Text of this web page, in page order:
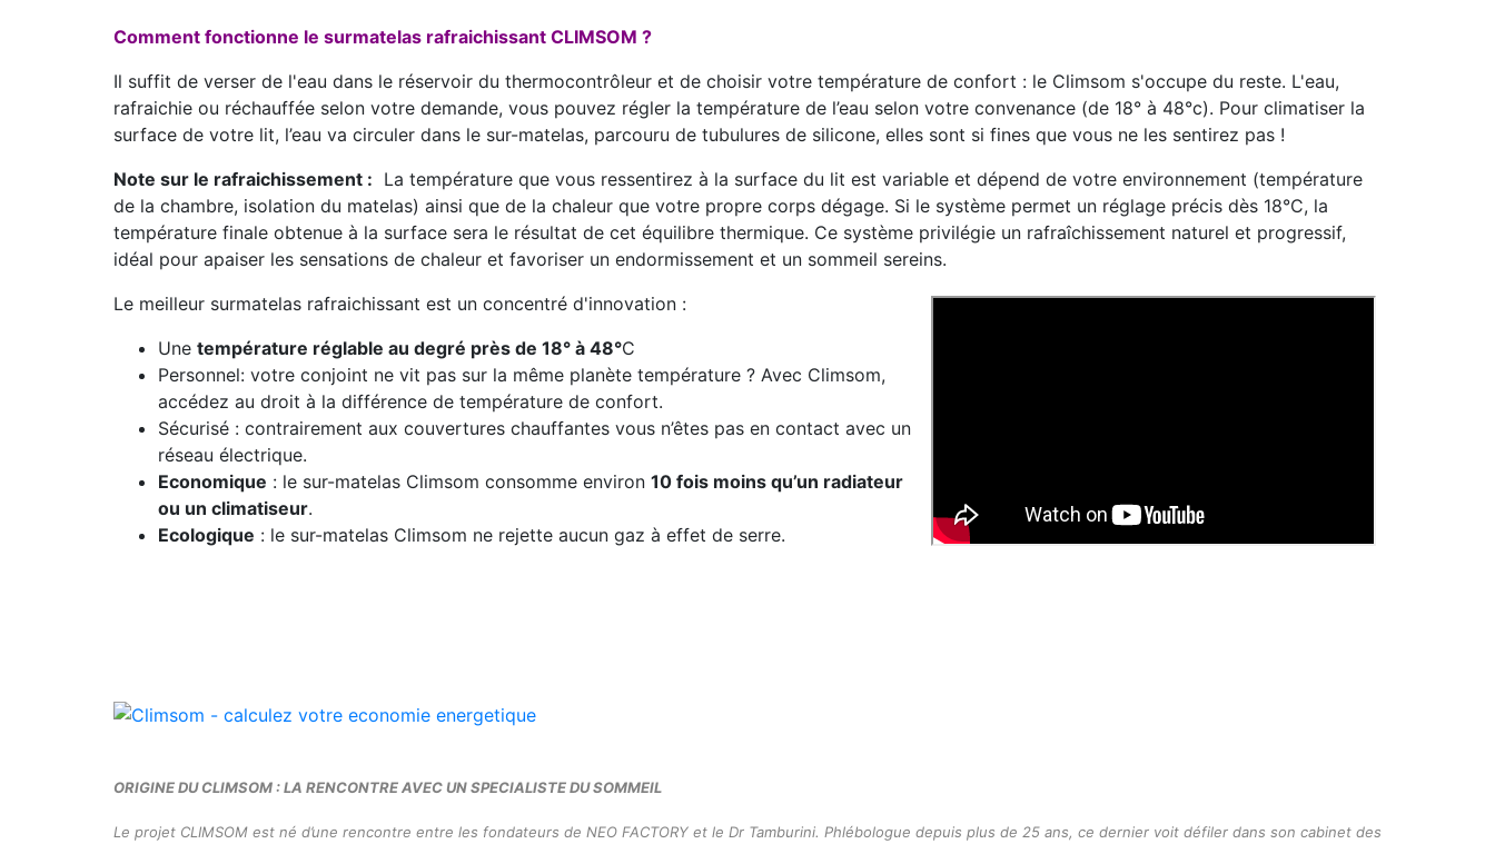
Comment fonctionne le surmatelas rafraichissant CLIMSOM ?
Il suffit de verser de l'eau dans le réservoir du thermocontrôleur et de choisir votre température de confort : le Climsom s'occupe du reste. L'eau,
rafraichie ou réchauffée selon votre demande, vous pouvez régler la température de l’eau selon votre convenance (de 18° à 48°c). Pour climatiser la
surface de votre lit, l’eau va circuler dans le sur-matelas, parcouru de tubulures de silicone, elles sont si fines que vous ne les sentirez pas !
Note sur le rafraichissement : La température que vous ressentirez à la surface du lit est variable et dépend de votre environnement (température
de la chambre, isolation du matelas) ainsi que de la chaleur que votre propre corps dégage. Si le système permet un réglage précis dès 18°C, la
température finale obtenue à la surface sera le résultat de cet équilibre thermique. Ce système privilégie un rafraîchissement naturel et progressif,
idéal pour apaiser les sensations de chaleur et favoriser un endormissement et un sommeil sereins.
Le meilleur surmatelas rafraichissant est un concentré d'innovation :
Une température réglable au degré près de 18° à 48°C
Personnel: votre conjoint ne vit pas sur la même planète température ? Avec Climsom,
accédez au droit à la différence de température de confort.
Sécurisé : contrairement aux couvertures chauffantes vous n’êtes pas en contact avec un
réseau électrique.
Economique : le sur-matelas Climsom consomme environ 10 fois moins qu’un radiateur
ou un climatiseur.
Ecologique : le sur-matelas Climsom ne rejette aucun gaz à effet de serre.
ORIGINE DU CLIMSOM : LA RENCONTRE AVEC UN SPECIALISTE DU SOMMEIL
Le projet CLIMSOM est né d’une rencontre entre les fondateurs de NEO FACTORY et le Dr Tamburini. Phlébologue depuis plus de 25 ans, ce dernier voit défiler dans son cabinet des